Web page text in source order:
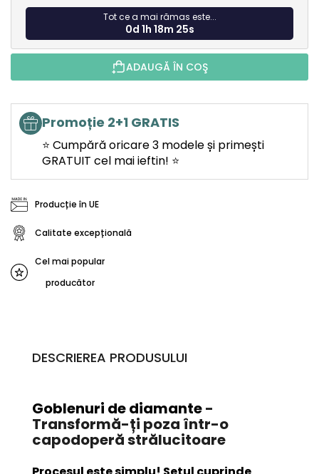
Tot ce a mai rămas este...
0d 1h 18m 24s
ADAUGĂ ÎN COŞ
Promoție 2+1 GRATIS
⭐ Cumpără oricare 3 modele și primești
GRATUIT cel mai ieftin! ⭐
Producție în UE
Calitate excepțională
Cel mai popular
producător
DESCRIEREA PRODUSULUI
Goblenuri de diamante-
Transformă-ți poza într-o
capodoperă strălucitoare